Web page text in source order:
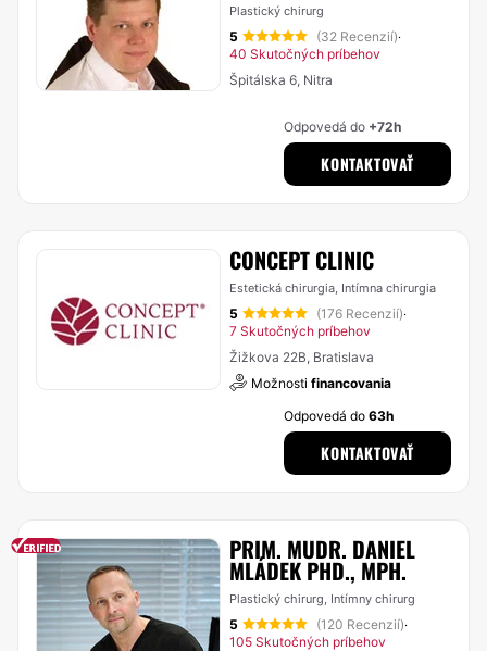
Plastický chirurg
5 (32 Recenzií)·
40 Skutočných príbehov
Špitálska 6, Nitra
Odpovedá do +72h
KONTAKTOVAŤ
CONCEPT CLINIC
Estetická chirurgia, Intímna chirurgia
5 (176 Recenzií)·
7 Skutočných príbehov
Žižkova 22B, Bratislava
Možnosti financovania
Odpovedá do63h
KONTAKTOVAŤ
PRIM. MUDR. DANIEL
MLÁDEK PHD., MPH.
Plastický chirurg, Intímny chirurg
5 (120 Recenzií)·
105 Skutočných príbehov